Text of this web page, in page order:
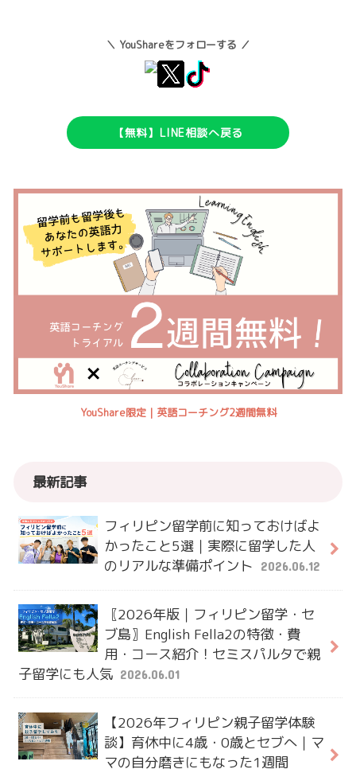
＼ YouShareをフォローする ／
【無料】LINE相談へ戻る
YouShare限定｜英語コーチング2週間無料
最新記事
フィリピン留学前に知っておけばよ
かったこと5選｜実際に留学した人
のリアルな準備ポイント
2026.06.12
〖2026年版｜フィリピン留学・セ
ブ島〗English Fella2の特徴・費
用・コース紹介！セミスパルタで親
子留学にも人気 2026.06.01
【2026年フィリピン親子留学体験
談】育休中に4歳・0歳とセブへ｜マ
マの自分磨きにもなった1週間